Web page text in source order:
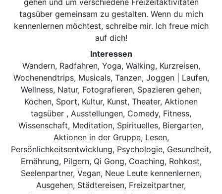
tagsüber gemeinsam zu gestalten. Wenn du mich
kennenlernen möchtest, schreibe mir. Ich freue mich
auf dich!
Interessen
Wandern, Radfahren, Yoga, Walking, Kurzreisen,
Wochenendtrips, Musicals, Tanzen, Joggen | Laufen,
Wellness, Natur, Fotografieren, Spazieren gehen,
Kochen, Sport, Kultur, Kunst, Theater, Aktionen
tagsüber , Ausstellungen, Comedy, Fitness,
Wissenschaft, Meditation, Spirituelles, Biergarten,
Aktionen in der Gruppe, Lesen,
Persönlichkeitsentwicklung, Psychologie, Gesundheit,
Ernährung, Pilgern, Qi Gong, Coaching, Rohkost,
Seelenpartner, Vegan, Neue Leute kennenlernen,
Ausgehen, Städtereisen, Freizeitpartner,